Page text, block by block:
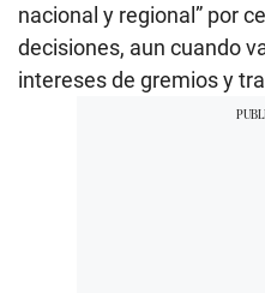
nacional y regional” por
decisiones, aun cuando
intereses de gremios y